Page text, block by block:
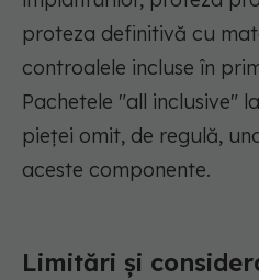
proteza definitivă cu
controalele incluse în
Pachetele "all inclusive"
pieței omit, de regulă,
aceste componente.
Limitări și